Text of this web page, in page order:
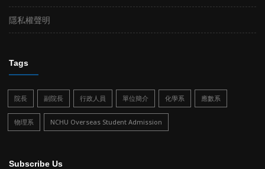
隱私權聲明
Tags
院長 副院長 行政人員 單位簡介 化學系 應數系
物理系 NCHU Overseas Student Admission
Subscribe Us